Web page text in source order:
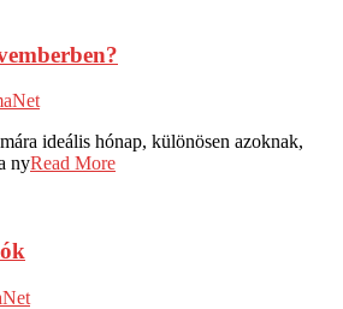
ideális hónap, különösen azoknak,
nyRead More